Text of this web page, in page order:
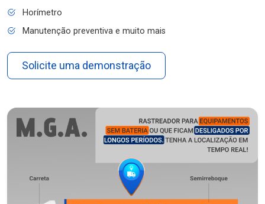
Horímetro
Manutenção preventiva e muito mais
Solicite uma demonstração